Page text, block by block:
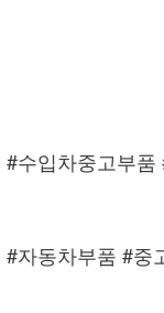
#수입차중고부
#자동차부품 #중